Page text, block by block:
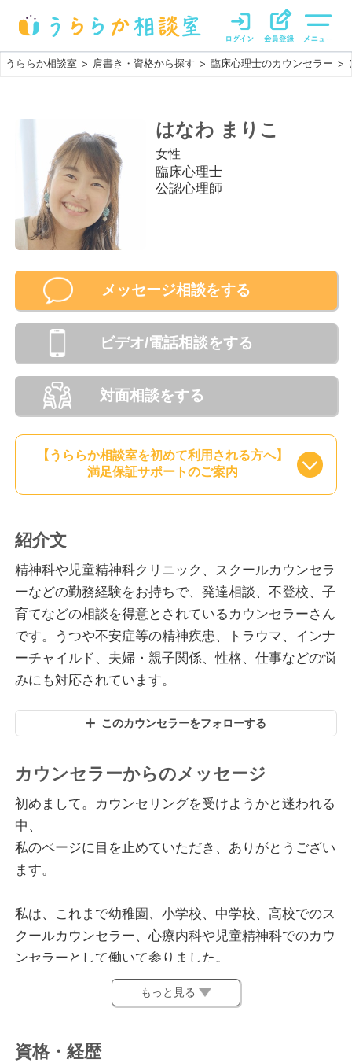
うららか相談室 > 肩書き・資格から探す > 臨床心理士のカウンセラー >
はなわ まりこ
女性
臨床心理士
公認心理師
メッセージ相談をする
ビデオ/電話相談をする
対面相談をする
【うららか相談室を初めて利用される方へ】
満足保証サポートのご案内
紹介文
精神科や児童精神科クリニック、スクールカウンセラ
ーなどの勤務経験をお持ちで、発達相談、不登校、子
育てなどの相談を得意とされているカウンセラーさん
です。うつや不安症等の精神疾患、トラウマ、インナ
ーチャイルド、夫婦・親子関係、性格、仕事などの悩
みにも対応されています。
このカウンセラーをフォローする
カウンセラーからのメッセージ
初めまして。カウンセリングを受けようかと迷われる
中、
私のページに目を止めていただき、ありがとうござい
ます。
私は、これまで幼稚園、小学校、中学校、高校でのス
クールカウンセラー、心療内科や児童精神科でのカウ
ンセラーとして働いて参りました。
その中で、日常生活をいつも通りに送るために、日常
で関わる人にこそ、言えないこと、話すことが難しい
そういった誰にも言えない辛さについて、少しでも荷
もっと見る
資格・経歴